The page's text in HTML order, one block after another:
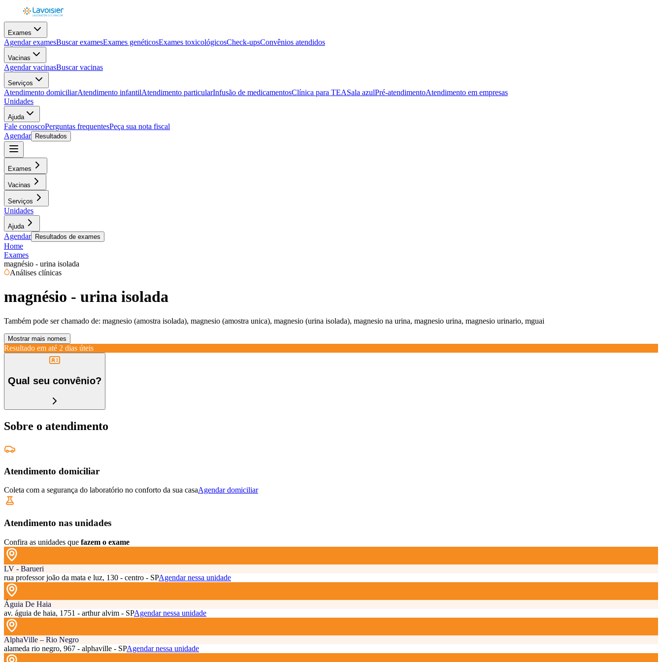
Exames
Agendar examesBuscar examesExames genéticosExames toxicológicosCheck-upsConvênios atendidos
Vacinas
Agendar vacinasBuscar vacinas
Serviços
Atendimento domiciliarAtendimento infantilAtendimento particularInfusão de medicamentosClínica para TEASala azulPré-atendimentoAtendimento em empresas
Unidades
Ajuda
Fale conoscoPerguntas frequentesPeça sua nota fiscal
Agendar
Resultados
Exames
Vacinas
Serviços
Unidades
Ajuda
Agendar Resultados de exames
Home
Exames
magnésio - urina isolada
Análises clínicas
magnésio - urina isolada
Também pode ser chamado de: magnesio (amostra isolada), magnesio (amostra unica), magnesio (urina isolada), magnesio na urina, magnesio urina, magnesio urinario, mguai
Mostrar mais nomes
Resultado em até 2 dias úteis
Qual seu convênio?
Sobre o atendimento
Atendimento domiciliar
Coleta com a segurança do laboratório no conforto da sua casaAgendar domiciliar
Atendimento nas unidades
Confira as unidades que fazem o exame
LV - Barueri
rua professor joão da mata e luz, 130 - centro - SPAgendar nessa unidade
Águia De Haia
av. águia de haia, 1751 - arthur alvim - SPAgendar nessa unidade
AlphaVille – Rio Negro
alameda rio negro, 967 - alphaville - SPAgendar nessa unidade